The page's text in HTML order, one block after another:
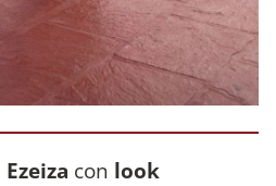
Ezeiza con look